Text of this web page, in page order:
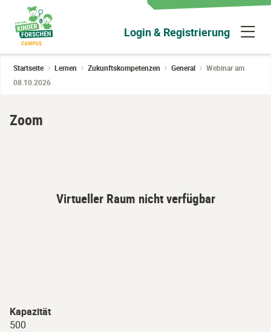
Hauptinhalt
wechseln
Login & Registrierung
Startseite Lernen Zukunftskompetenzen General
Webinar am
08.10.2026
Zoom
Virtueller Raum nicht verfügbar
Kapazität
500